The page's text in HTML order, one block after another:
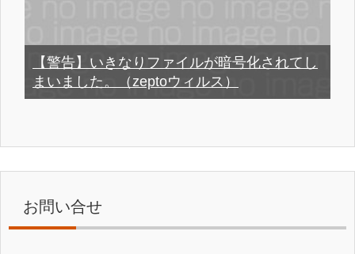
【警告】いきなりファイルが暗号化されてし
まいました。（zeptoウィルス）
お問い合せ